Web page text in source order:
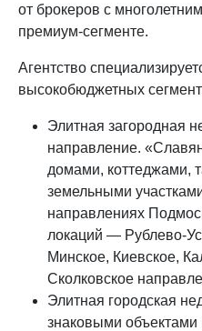
от брокеров с
премиум-сегменте.
Агентство
высокобюджетных
Элитная загородная
направление.
домами, коттеджами,
земельными
направлениях
локаций — Рублево-
Минское, Киевское,
Сколковское
Элитная городская
знаковыми